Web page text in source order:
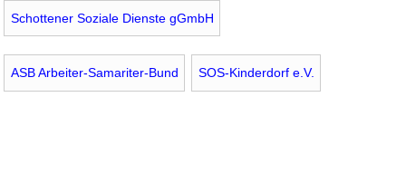
Schottener Soziale Dienste gGmbH
ASB Arbeiter-Samariter-Bund SOS-Kinderdorf e.V.